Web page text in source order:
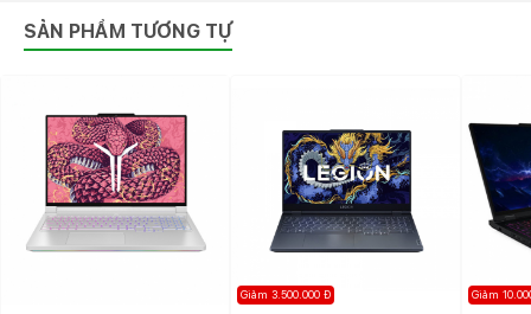
SẢN PHẨM TƯƠNG TỰ
Giảm 3.500.000 Đ Giảm